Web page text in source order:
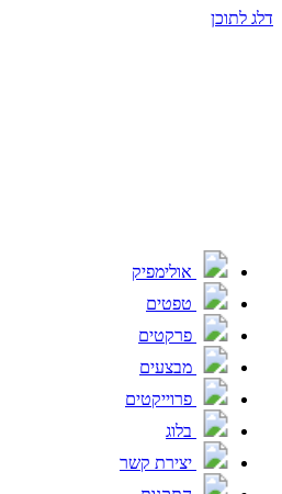
דלג לתוכן
אולימפיק
טפטים
פרקטים
מבצעים
פרוייקטים
בלוג
יצירת קשר